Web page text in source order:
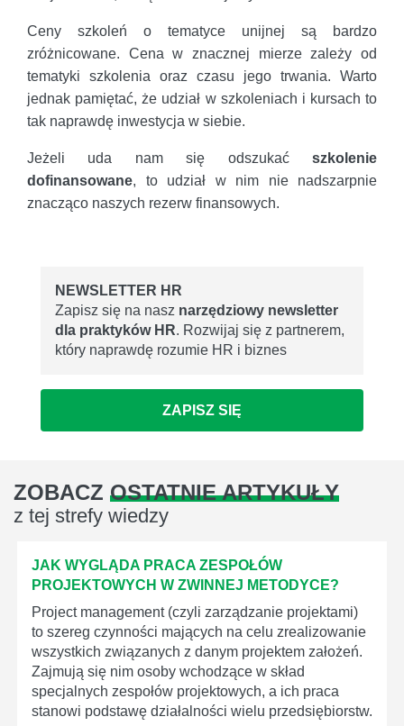
Ceny szkoleń o tematyce unijnej są bardzo
zróżnicowane. Cena w znacznej mierze zależy od
tematyki szkolenia oraz czasu jego trwania. Warto
jednak pamiętać, że udział w szkoleniach i kursach to
tak naprawdę inwestycja w siebie.
Jeżeli uda nam się odszukać szkolenie
dofinansowane, to udział w nim nie nadszarpnie
znacząco naszych rezerw finansowych.
NEWSLETTER HR
Zapisz się na nasz narzędziowy newsletter
dla praktyków HR. Rozwijaj się z partnerem,
który naprawdę rozumie HR i biznes
ZAPISZ SIĘ
ZOBACZ OSTATNIE ARTYKUŁY
z tej strefy wiedzy
JAK WYGLĄDA PRACA ZESPOŁÓW
PROJEKTOWYCH W ZWINNEJ METODYCE?
Project management (czyli zarządzanie projektami)
to szereg czynności mających na celu zrealizowanie
wszystkich związanych z danym projektem założeń.
Zajmują się nim osoby wchodzące w skład
specjalnych zespołów projektowych, a ich praca
stanowi podstawę działalności wielu przedsiębiorstw.